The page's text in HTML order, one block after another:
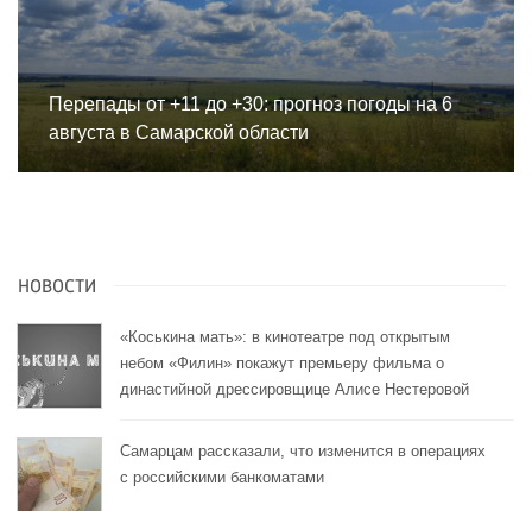
Перепады от +11 до +30: прогноз погоды на 6
августа в Самарской области
НОВОСТИ
«Коськина мать»: в кинотеатре под открытым
небом «Филин» покажут премьеру фильма о
династийной дрессировщице Алисе Нестеровой
Самарцам рассказали, что изменится в операциях
с российскими банкоматами